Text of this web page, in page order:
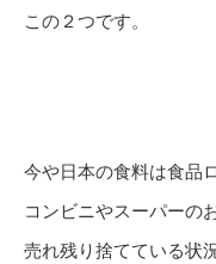
この２つです。
今や日本の食料は食品
コンビニやスーパーの
売れ残り捨てている状